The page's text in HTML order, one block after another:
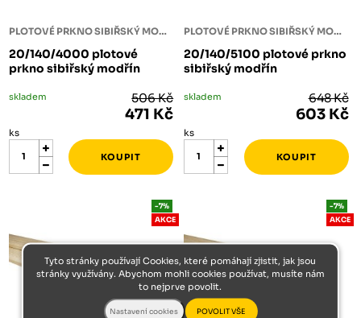
PLOTOVÉ PRKNO SIBIŘSKÝ MODŘÍN
20/140/4000 plotové
prkno sibiřský modřín
skladem 506 Kč
471 Kč
ks
PLOTOVÉ PRKNO SIBIŘSKÝ MODŘÍN
20/140/5100 plotové prkno
sibiřský modřín
skladem 648 Kč
603 Kč
ks
-7%
AKCE
-7%
AKCE
Tyto stránky používají Cookies, které pomáhají zjistit, jak jsou
stránky využívány. Abychom mohli cookies používat, musíte nám
to nejprve povolit.